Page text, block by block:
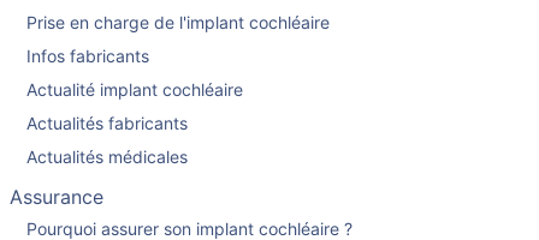
Prise en charge de l'implant cochléaire
Infos fabricants
Actualité implant cochléaire
Actualités fabricants
Actualités médicales
Assurance
Pourquoi assurer son implant cochléaire ?